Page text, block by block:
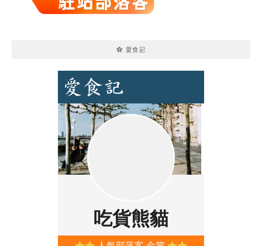
✿ 愛食記